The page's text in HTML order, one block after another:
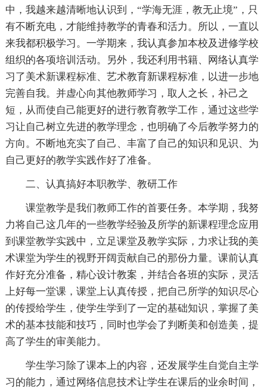
中，我越来越清晰地认识到，“学海无涯，教无止境”，只
有不断充电，才能维持教学的青春和活力。所以，一直以
来我都积极学习。一学期来，我认真参加本校及进修学校
组织的各项培训活动。另外，我还利用书籍、网络认真学
习了美术新课程标准、艺术教育新课程标准，以进一步地
完善自我。并虚心向其他教师学习，取人之长，补己之
短，从而使自己能更好的进行教育教学工作，通过这些学
习让自己树立先进的教学理念，也明确了今后教学努力的
方向。不断地充实了自己、丰富了自己的知识和见识、为
自己更好的教学实践作好了准备。
二、认真搞好本职教学、教研工作
课堂教学是我们教师工作的首要任务。本学期，我努
力将自己这几年的一些教学经验及所学的新课程理念应用
到课堂教学实践中，立足课堂及教学实际，力求让我的美
术课堂为学生的视野开阔贡献自己的那份力量。课前认真
作好充分准备，精心设计教案，并结合各班的实际，灵活
上好每一堂课，课堂上认真传授，把自己所学的知识尽心
的传授给学生，使学生学到了一定的基础知识，掌握了美
术的基本技能和技巧，同时也学会了判断美和创造美，提
高了学生的审美能力。
学生学习除了课本上的内容，还发展学生自觉自主学
习的能力，通过网络信息技术让学生在课后的业余时间，